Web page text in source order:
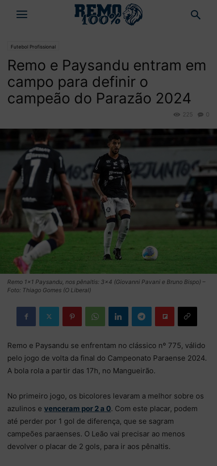
Futebol Profissional
Remo e Paysandu entram em
campo para definir o
campeão do Parazão 2024
0
225
Remo 1×1 Paysandu, nos pênaltis: 3×4 (Giovanni Pavani e Bruno Bispo) –
Foto: Thiago Gomes (O Liberal)
Remo e Paysandu se enfrentam no clássico nº 775, válido
pelo jogo de volta da final do Campeonato Paraense 2024.
A bola rola a partir das 17h, no Mangueirão.
No primeiro jogo, os bicolores levaram a melhor sobre os
azulinos e venceram por 2 a 0. Com este placar, podem
até perder por 1 gol de diferença, que se sagram
campeões paraenses. O Leão vai precisar ao menos
devolver o placar de 2 gols, para ir aos pênaltis.